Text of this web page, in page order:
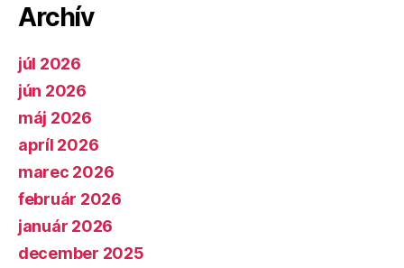
Archív
júl 2026
jún 2026
máj 2026
apríl 2026
marec 2026
február 2026
január 2026
december 2025